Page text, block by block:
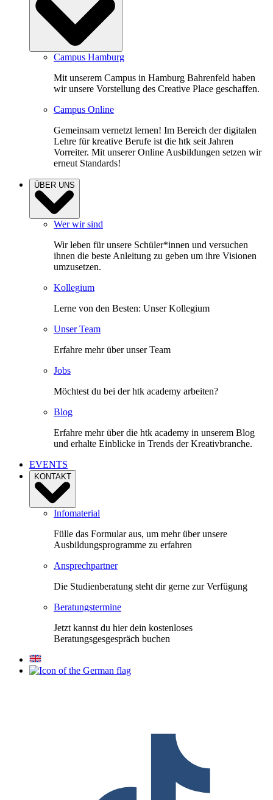
Campus Hamburg
Mit unserem Campus in Hamburg Bahrenfeld haben
wir unsere Vorstellung des Creative Place geschaffen.
Campus Online
Gemeinsam vernetzt lernen! Im Bereich der digitalen
Lehre für kreative Berufe ist die htk seit Jahren
Vorreiter. Mit unserer Online Ausbildungen setzen wir
erneut Standards!
ÜBER UNS
Wer wir sind
Wir leben für unsere Schüler*innen und versuchen
ihnen die beste Anleitung zu geben um ihre Visionen
umzusetzen.
Kollegium
Lerne von den Besten: Unser Kollegium
Unser Team
Erfahre mehr über unser Team
Jobs
Möchtest du bei der htk academy arbeiten?
Blog
Erfahre mehr über die htk academy in unserem Blog
und erhalte Einblicke in Trends der Kreativbranche.
EVENTS
KONTAKT
Infomaterial
Fülle das Formular aus, um mehr über unsere
Ausbildungsprogramme zu erfahren
Ansprechpartner
Die Studienberatung steht dir gerne zur Verfügung
Beratungstermine
Jetzt kannst du hier dein kostenloses
Beratungsgesgespräch buchen